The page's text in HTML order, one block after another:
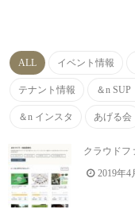
ALL イベント情報
テナント情報 ＆n SUP
＆n インスタ あげる会
クラウドフ
2019年4